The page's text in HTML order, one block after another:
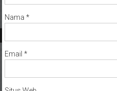
Nama *
Email *